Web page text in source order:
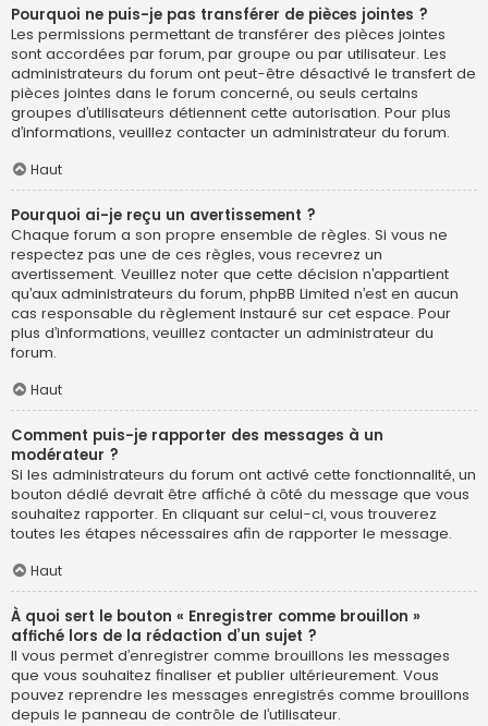
Pourquoi ne puis-je pas transférer de pièces jointes ?
Les permissions permettant de transférer des pièces jointes
sont accordées par forum, par groupe ou par utilisateur. Les
administrateurs du forum ont peut-être désactivé le transfert de
pièces jointes dans le forum concerné, ou seuls certains
groupes d’utilisateurs détiennent cette autorisation. Pour plus
d’informations, veuillez contacter un administrateur du forum.
Haut
Pourquoi ai-je reçu un avertissement ?
Chaque forum a son propre ensemble de règles. Si vous ne
respectez pas une de ces règles, vous recevrez un
avertissement. Veuillez noter que cette décision n’appartient
qu’aux administrateurs du forum, phpBB Limited n’est en aucun
cas responsable du règlement instauré sur cet espace. Pour
plus d’informations, veuillez contacter un administrateur du
forum.
Haut
Comment puis-je rapporter des messages à un
modérateur ?
Si les administrateurs du forum ont activé cette fonctionnalité, un
bouton dédié devrait être affiché à côté du message que vous
souhaitez rapporter. En cliquant sur celui-ci, vous trouverez
toutes les étapes nécessaires afin de rapporter le message.
Haut
À quoi sert le bouton « Enregistrer comme brouillon »
affiché lors de la rédaction d’un sujet ?
Il vous permet d’enregistrer comme brouillons les messages
que vous souhaitez finaliser et publier ultérieurement. Vous
pouvez reprendre les messages enregistrés comme brouillons
depuis le panneau de contrôle de l’utilisateur.